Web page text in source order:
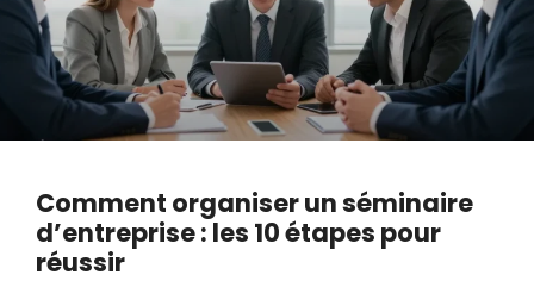
Comment organiser un séminaire
d’entreprise : les 10 étapes pour
réussir